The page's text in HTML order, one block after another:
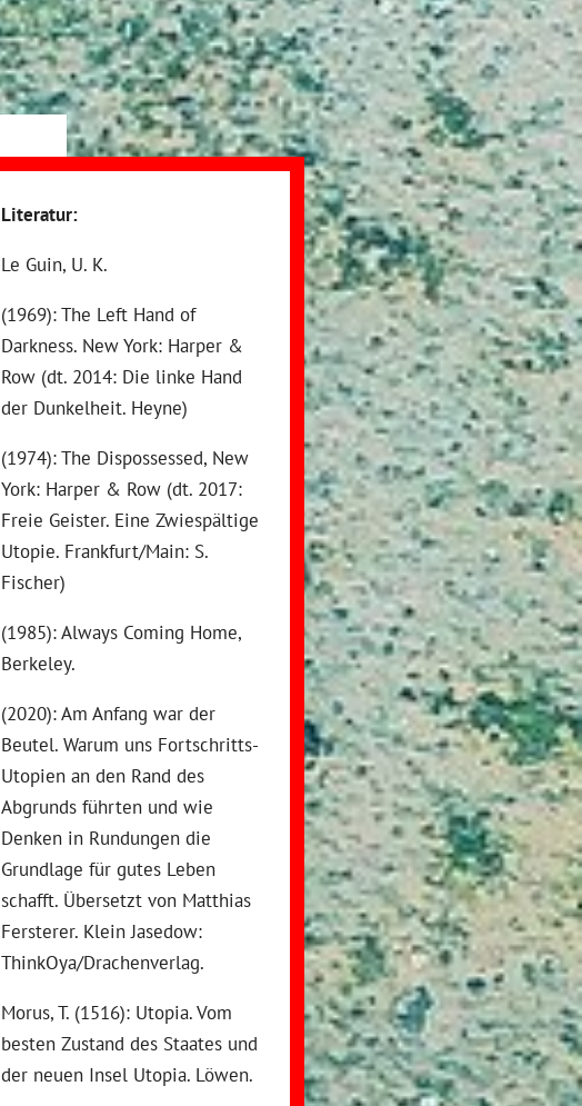
Literatur:
Le Guin, U. K.
(1969): The Left Hand of
Darkness. New York: Harper &
Row (dt. 2014: Die linke Hand
der Dunkelheit. Heyne)
(1974): The Dispossessed, New
York: Harper & Row (dt. 2017:
Freie Geister. Eine Zwiespältige
Utopie. Frankfurt/Main: S.
Fischer)
(1985): Always Coming Home,
Berkeley.
(2020): Am Anfang war der
Beutel. Warum uns Fortschritts-
Utopien an den Rand des
Abgrunds führten und wie
Denken in Rundungen die
Grundlage für gutes Leben
schafft. Übersetzt von Matthias
Fersterer. Klein Jasedow:
ThinkOya/Drachenverlag.
Morus, T. (1516): Utopia. Vom
besten Zustand des Staates und
der neuen Insel Utopia. Löwen.